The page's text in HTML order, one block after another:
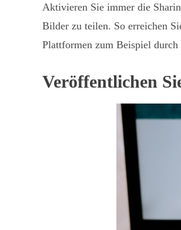
Aktivieren Sie immer die
Bilder zu teilen. So erreichen
Plattformen zum Beispiel durch
Veröffentlichen